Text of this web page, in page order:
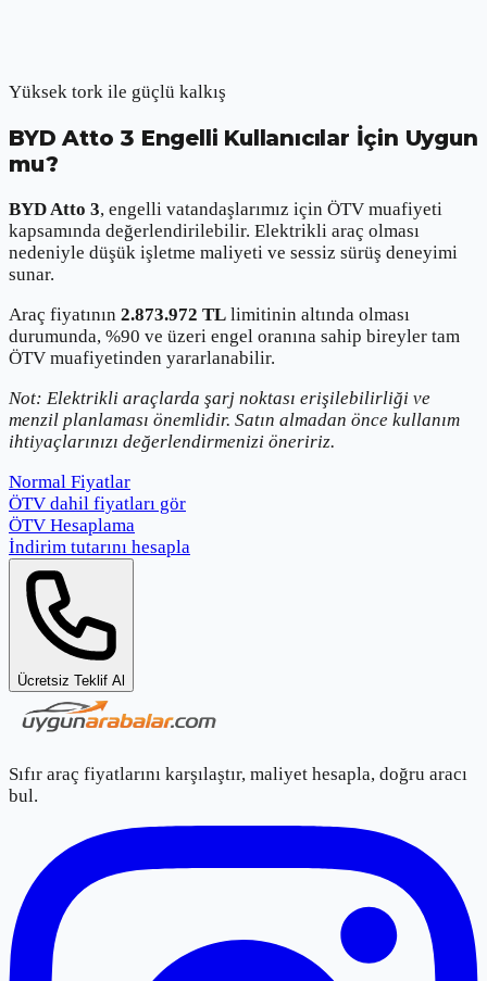
Yüksek tork ile güçlü kalkış
BYD Atto 3 Engelli Kullanıcılar İçin Uygun
mu?
BYDAtto 3, engelli vatandaşlarımız için ÖTV muafiyeti
kapsamında değerlendirilebilir. Elektrikli araç olması
nedeniyle düşük işletme maliyeti ve sessiz sürüş deneyimi
sunar.
Araç fiyatının 2.873.972 TL limitinin altında olması
durumunda, %90 ve üzeri engel oranına sahip bireyler tam
ÖTV muafiyetinden yararlanabilir.
Not: Elektrikli araçlarda şarj noktası erişilebilirliği ve
menzil planlaması önemlidir. Satın almadan önce kullanım
ihtiyaçlarınızı değerlendirmenizi öneririz.
Normal Fiyatlar
ÖTV dahil fiyatları gör
ÖTV Hesaplama
İndirim tutarını hesapla
Ücretsiz Teklif Al
Sıfır araç fiyatlarını karşılaştır, maliyet hesapla, doğru aracı
bul.